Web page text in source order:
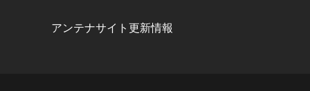
アンテナサイト更新情報